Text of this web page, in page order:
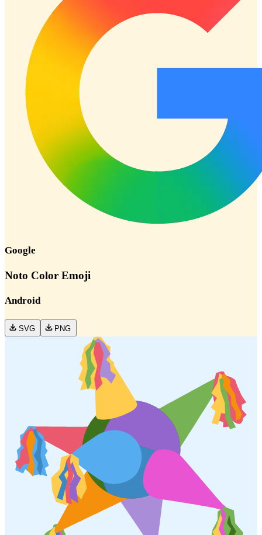
Google
Noto Color Emoji
Android
SVG PNG